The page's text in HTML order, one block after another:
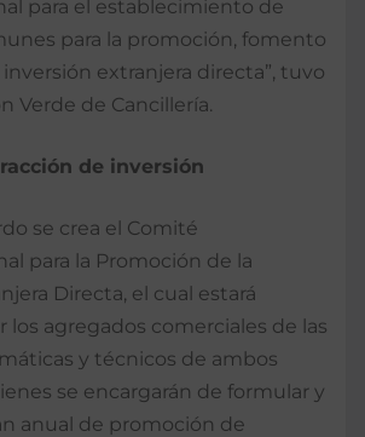
para el establecimiento de
para la promoción, fomento
extranjera directa”, tuvo
Verde de Cancillería.
de inversión
se crea el Comité
para la Promoción de la
Directa, el cual estará
agregados comerciales de las
y técnicos de ambos
se encargarán de formular y
anual de promoción de